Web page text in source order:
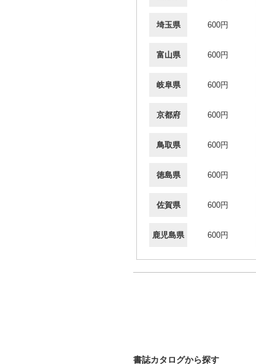
埼玉県 600円
富山県 600円
岐阜県 600円
京都府 600円
鳥取県 600円
徳島県 600円
佐賀県 600円
鹿児島県 600円
書誌カタログから探す